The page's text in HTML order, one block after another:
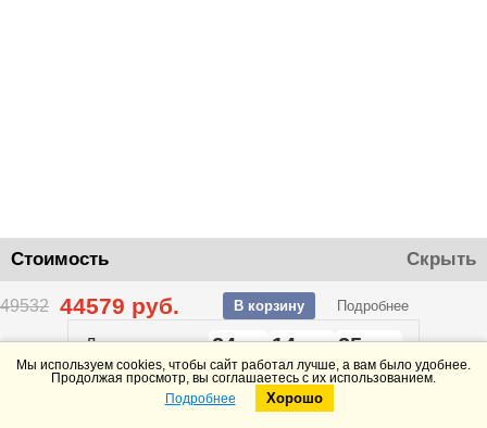
Стоимость Скрыть
49532 44579 руб. В корзину Подробнее
До конца акции24 14 25
Telegram
Мы используем cookies, чтобы сайт работал лучше, а вам было удобнее.
Продолжая просмотр, вы соглашаетесь с их использованием.
Подробнее
Хорошо